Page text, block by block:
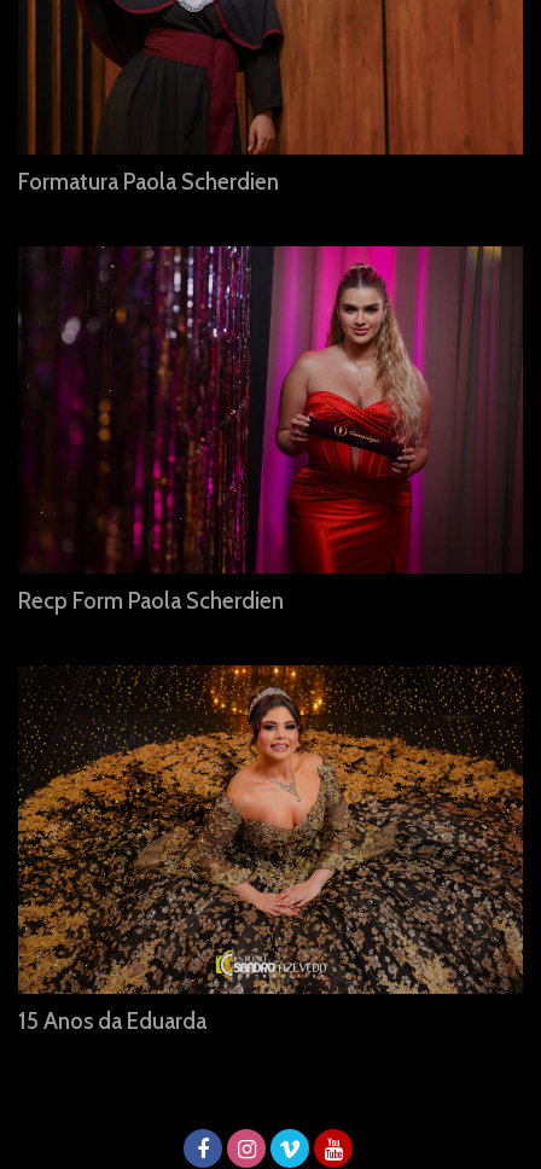
Formatura Paola Scherdien
Recp Form Paola Scherdien
15 Anos da Eduarda